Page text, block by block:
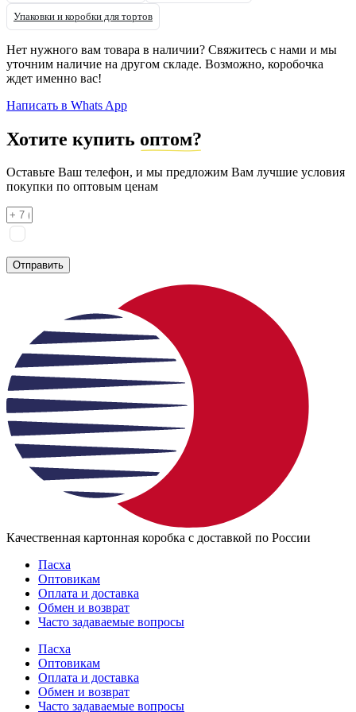
Упаковки и коробки для тортов
Нет нужного вам товара в наличии? Свяжитесь с нами и мы
уточним наличие на другом складе. Возможно, коробочка
ждет именно вас!
Написать в Whats App
Хотите купить оптом?
Оставьте Ваш телефон, и мы предложим Вам лучшие условия
покупки по оптовым ценам
Отправить
Качественная картонная коробка с доставкой по России
Пасха
Оптовикам
Оплата и доставка
Обмен и возврат
Часто задаваемые вопросы
Пасха
Оптовикам
Оплата и доставка
Обмен и возврат
Часто задаваемые вопросы